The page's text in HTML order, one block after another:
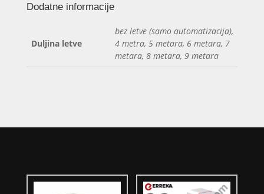
Dodatne informacije
Duljina letve
bez letve (samo automatizacija),
4 metra, 5 metara, 6 metara, 7
metara, 8 metara, 9 metara